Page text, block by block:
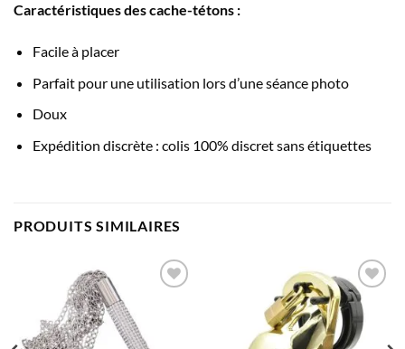
Caractéristiques des cache-tétons :
Facile à placer
Parfait pour une utilisation lors d’une séance photo
Doux
Expédition discrète : colis 100% discret sans étiquettes
PRODUITS SIMILAIRES
Ajouter
à la liste
de
souhaits